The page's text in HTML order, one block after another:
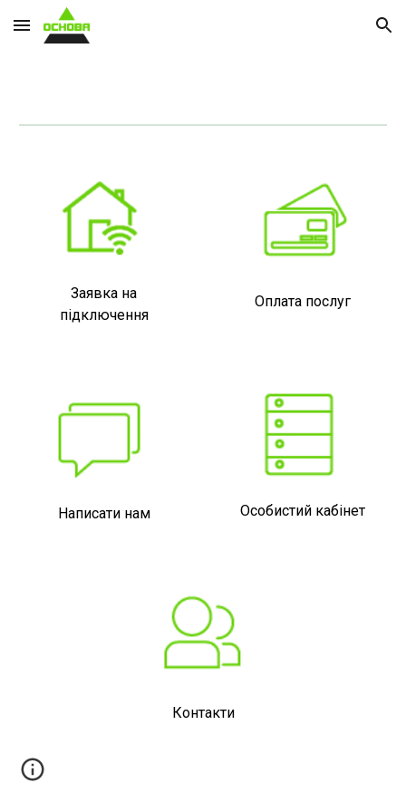
Skip to main content Skip to navigation
Заявка на
підключення
Оплата послуг
Написати нам Особистий кабінет
Контакти